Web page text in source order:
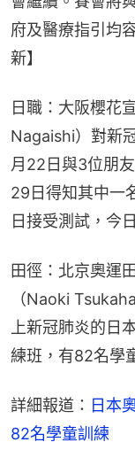
府及醫療指引均
新】
日職：大阪櫻花
Nagaishi​）對新
月22日與3位朋
29日得知其中一
日接受測試，今
田徑：北京奧運
（Naoki
上新冠肺炎的日
練班，有82名學
詳細報道： 日本
82名學童訓練